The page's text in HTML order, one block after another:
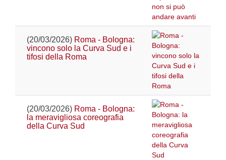
(20/03/2026) Roma - Bologna:
vincono solo la Curva Sud e i
tifosi della Roma
(20/03/2026) Roma - Bologna:
la meravigliosa coreografia
della Curva Sud